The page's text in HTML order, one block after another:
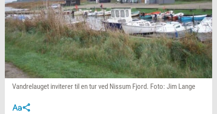
Vandrelauget inviterer til en tur ved Nissum Fjord. Foto: Jim Lange